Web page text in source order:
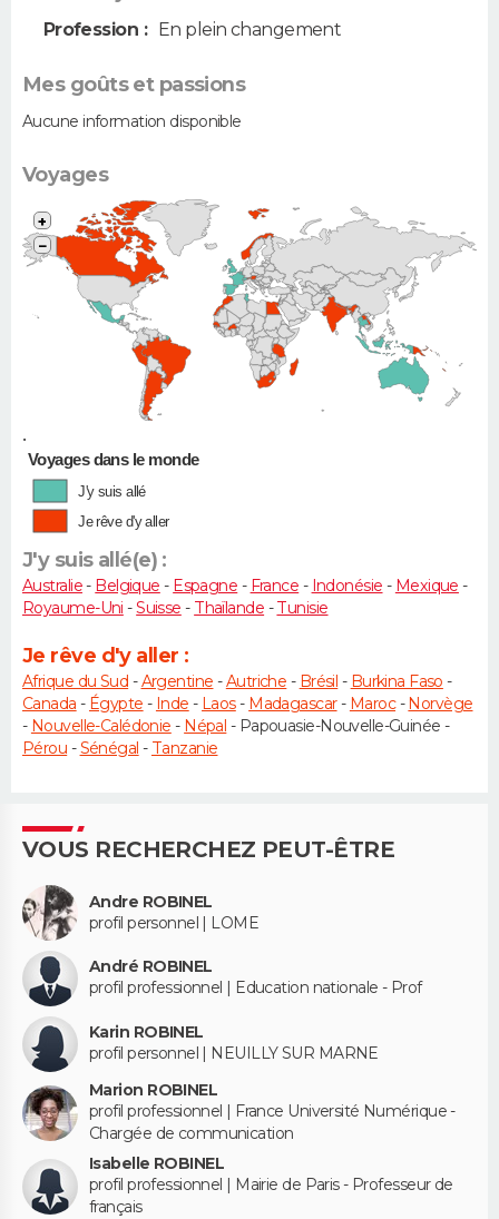
Profession : En plein changement
Mes goûts et passions
Aucune information disponible
Voyages
•
+
−
Voyages dans le monde
J'y suis allé
Je rêve d'y aller
J'y suis allé(e) :
Australie- Belgique - Espagne - France - Indonésie - Mexique -
Royaume-Uni -Suisse - Thaïlande -Tunisie
Je rêve d'y aller :
Afrique du Sud -Argentine -Autriche - Brésil - Burkina Faso -
Canada - Égypte - Inde - Laos- Madagascar- Maroc-Norvège
- Nouvelle-Calédonie - Népal - Papouasie-Nouvelle-Guinée -
Pérou -Sénégal - Tanzanie
VOUS RECHERCHEZ PEUT-ÊTRE
Andre ROBINEL
profil personnel | LOME
André ROBINEL
profil professionnel | Education nationale - Prof
Karin ROBINEL
profil personnel | NEUILLY SUR MARNE
Marion ROBINEL
profil professionnel | France Université Numérique -
Chargée de communication
Isabelle ROBINEL
profil professionnel | Mairie de Paris - Professeur de
français